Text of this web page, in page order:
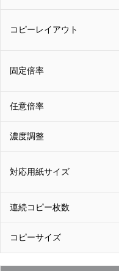
コピーレイアウト
固定倍率
任意倍率
濃度調整
対応用紙サイズ
連続コピー枚数
コピーサイズ